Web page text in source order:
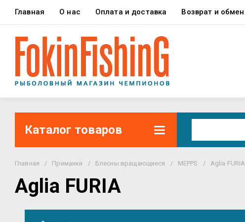
Главная О нас Оплата и доставка Возврат и обмен
Каталог товаров
Главная / Приманки / Блесны вращающиеся / MEPPS / Aglia FURIA
Aglia FURIA